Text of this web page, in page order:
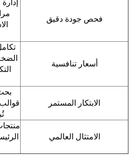
فحص جودة دقيق
أسعار تنافسية
الابتكار المستمر
الامتثال العالمي